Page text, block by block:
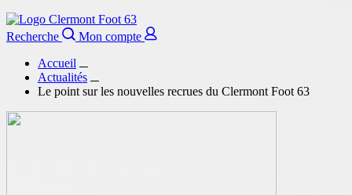
Recherche
Mon compte
Accueil
Actualités
Le point sur les nouvelles recrues du Clermont Foot 63